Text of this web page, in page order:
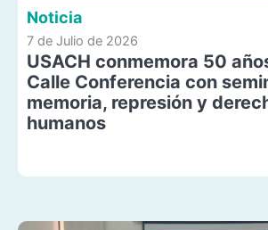
Noticia
7 de Julio de 2026
USACH conmemora 50
Calle Conferencia con
memoria, represión y
humanos